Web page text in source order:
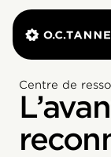
Centre de